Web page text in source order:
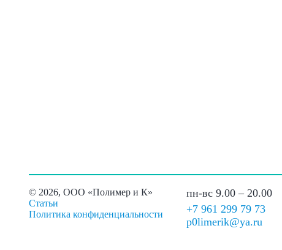
© 2026, ООО «Полимер и К»
Статьи
Политика конфиденциальности
пн-вс 9.00 – 20.00
+7 961 299 79 73
p0limerik@ya.ru